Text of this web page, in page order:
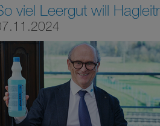
viel Leergut will